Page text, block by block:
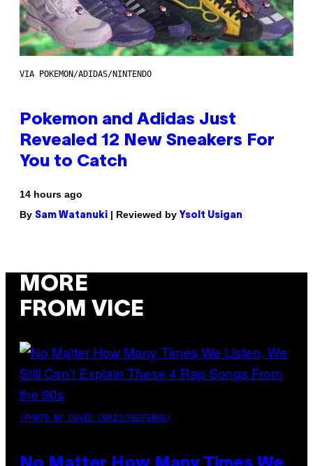
VIA POKEMON/ADIDAS/NINTENDO
Pokemon and Adidas Just
Revealed 12 New Sneakers For
You to Catch
14 hours ago
By Sam Watanuki | Reviewed by Ysolt Usigan
MORE
FROM VICE
(PHOTO BY DAVID CORIO/REDFERNS)